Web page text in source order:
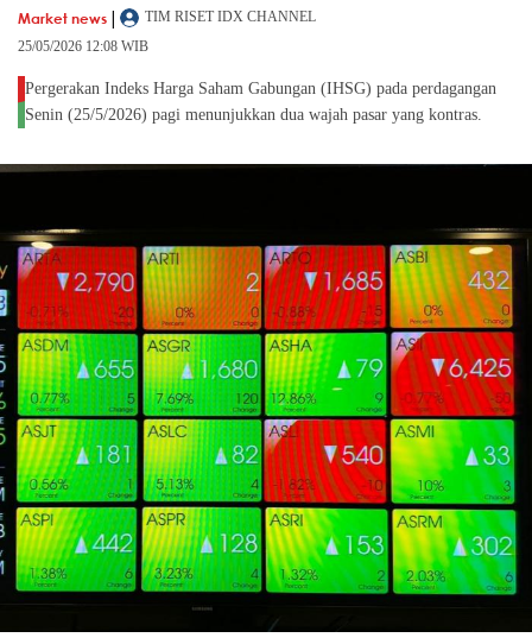
Market news |
TIM RISET IDX CHANNEL
25/05/2026 12:08 WIB
Pergerakan Indeks Harga Saham Gabungan (IHSG) pada perdagangan
Senin (25/5/2026) pagi menunjukkan dua wajah pasar yang kontras.